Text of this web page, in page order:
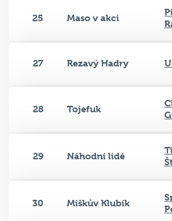
25 Maso v akci
27 Rezavý Hadry
28 Tojefuk
29 Náhodní lidé
30 Miškův Klubík